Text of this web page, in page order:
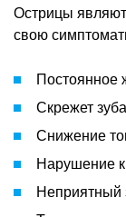
Острицы
свою
Постоянное
Скрежет
Снижение
Нарушение
Неприятный